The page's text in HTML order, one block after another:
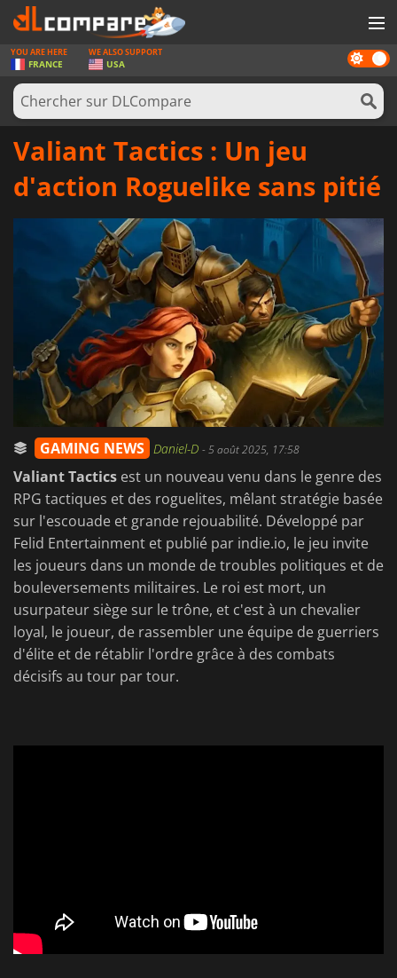
JEUX
CARTES PRÉPAYÉES
LOGICIELS
SE CONNECTER OU S'INSCRIRE
Dark
mode
YOU ARE HERE
FRANCE
WE ALSO SUPPORT
USA
Valiant Tactics : Un jeu
d'action Roguelike sans pitié
GAMING NEWS Daniel-D -5 août 2025, 17:58
Valiant Tactics est un nouveau venu dans le genre des
RPG tactiques et des roguelites, mêlant stratégie basée
sur l'escouade et grande rejouabilité. Développé par
Felid Entertainment et publié par indie.io, le jeu invite
les joueurs dans un monde de troubles politiques et de
bouleversements militaires. Le roi est mort, un
usurpateur siège sur le trône, et c'est à un chevalier
loyal, le joueur, de rassembler une équipe de guerriers
d'élite et de rétablir l'ordre grâce à des combats
décisifs au tour par tour.